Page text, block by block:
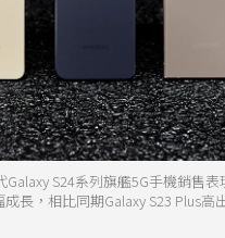
Galaxy S24系列旗艦5G手機銷售
成長，相比同期Galaxy S23 Plus高